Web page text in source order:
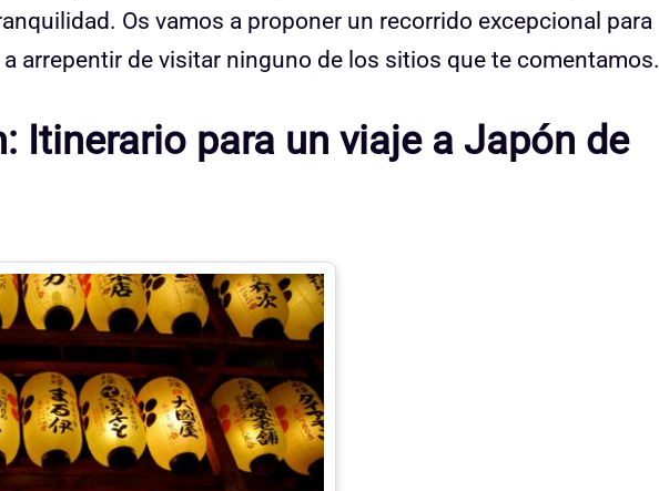
Os vamos a proponer un recorrido excepcional para
arrepentir de visitar ninguno de los sitios que te comentamos.
Itinerario para un viaje a Japón de